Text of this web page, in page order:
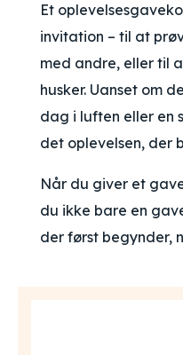
Et
invitation – til at
med andre, eller til
husker. Uanset om
dag i luften eller en
det oplevelsen, der
Når du giver et
du ikke bare en
der først begynder,